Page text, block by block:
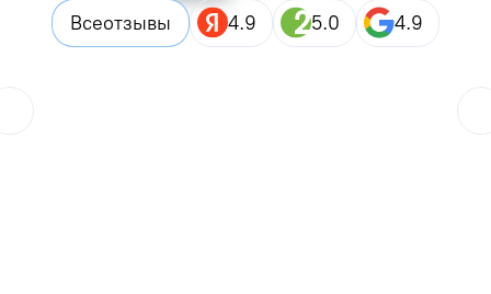
Всеотзывы 4.9 5.0 4.9